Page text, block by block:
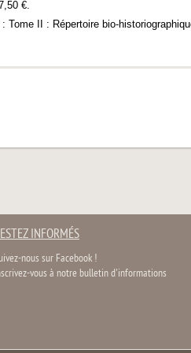
€.
II : Répertoire bio-
INFORMÉS
nous sur Facebook !
vous à notre bulletin d'informations